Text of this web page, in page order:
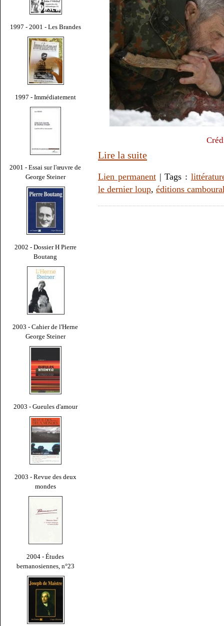
1997 - 2001 - Les Brandes
1997 - Immédiatement
2001 - Essai sur l'œuvre de
George Steiner
2002 - Dossier H Pierre
Boutang
2003 - Cahier de l'Herne
George Steiner
2003 - Gueules d'amour
2003 - Revue des deux
mondes
2004 - Études
bernanosiennes, n°23
Lire la suite
Lien permanent| Tags :
le dernier loup, éditions